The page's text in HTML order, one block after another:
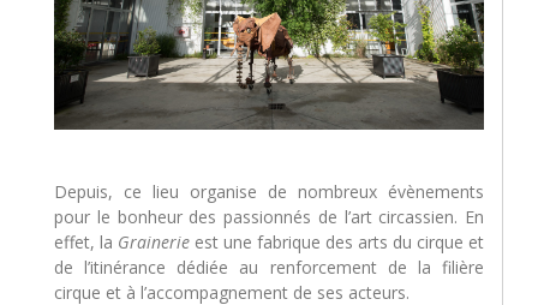
Depuis, ce lieu organise de nombreux évènements
pour le bonheur des passionnés de l’art circassien. En
effet, la Grainerie est une fabrique des arts du cirque et
de l’itinérance dédiée au renforcement de la filière
cirque et à l’accompagnement de ses acteurs.